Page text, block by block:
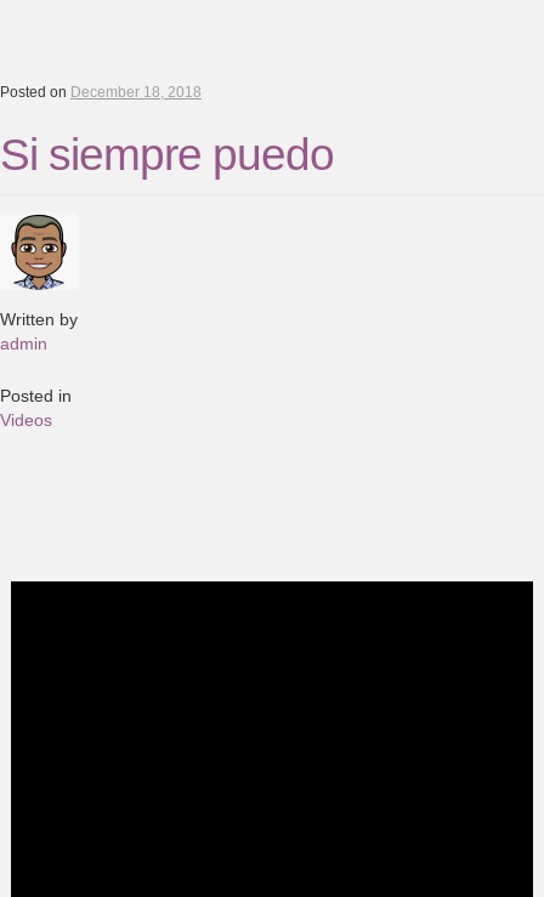
Posted on December 18, 2018
Si siempre puedo
Written by
admin
Posted in
Videos